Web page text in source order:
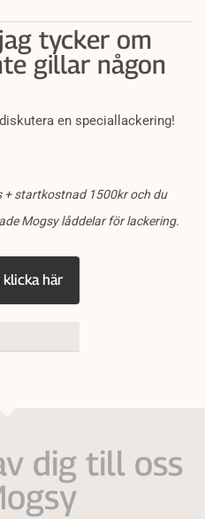
tycker om
gillar någon
en speciallackering!
+ startkostnad 1500kr och du
Mogsy låddelar för lackering.
dig till oss